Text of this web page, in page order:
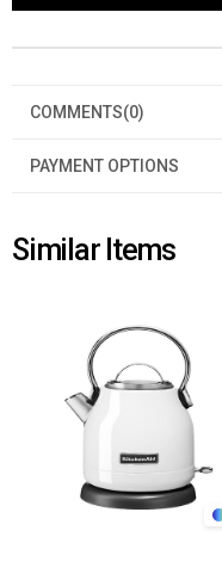
COMMENTS(0)
PAYMENT OPTIONS
Similar Items